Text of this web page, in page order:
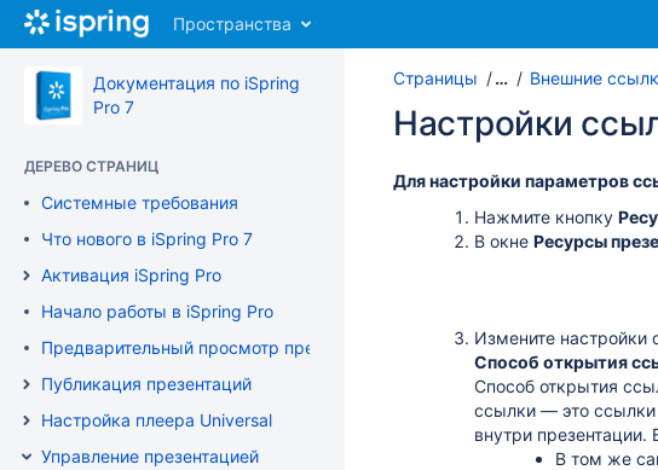
Перейти
содержимому
assistive.skiplink.to.breadcrumbs
assistive.skiplink.to.quick.search
Пространства
Документация по iSpring
Pro 7
ДЕРЕВО СТРАНИЦ
Системные требования
Что нового в iSpring Pro 7
Активация iSpring Pro
Начало работы в iSpring Pro
Предварительный просмотр презентации
Публикация презентаций
Настройка плеера Universal
Управление презентацией
Страницы … Внешние
Настройки
Для настройки параметров
Нажмите кнопку
В окне Ресурсы
Измените настройки
Способ открытия
Способ открытия
ссылки — это
внутри
В том же